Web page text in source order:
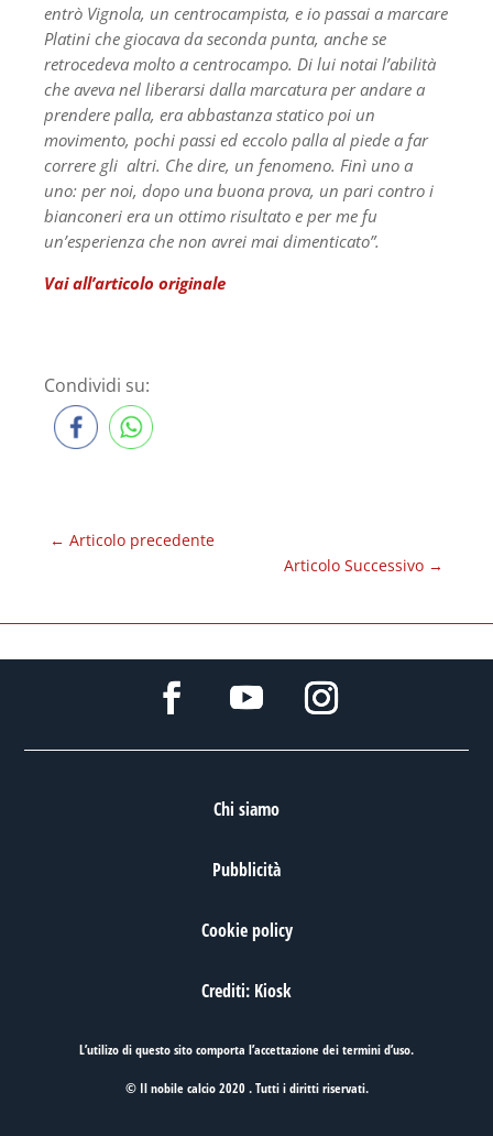
entrò Vignola, un centrocampista, e io passai a marcare
Platini che giocava da seconda punta, anche se
retrocedeva molto a centrocampo. Di lui notai l’abilità
che aveva nel liberarsi dalla marcatura per andare a
prendere palla, era abbastanza statico poi un
movimento, pochi passi ed eccolo palla al piede a far
correre gli altri. Che dire, un fenomeno. Finì uno a
uno: per noi, dopo una buona prova, un pari contro i
bianconeri era un ottimo risultato e per me fu
un’esperienza che non avrei mai dimenticato”.
Vai all’articolo originale
Condividi su:
← Articolo precedente
Articolo Successivo →
Chi siamo
Pubblicità
Cookie policy
Crediti: Kiosk
L’utilizo di questo sito comporta l’accettazione deitermini d’uso.
© Il nobile calcio 2020 . Tutti i diritti riservati.